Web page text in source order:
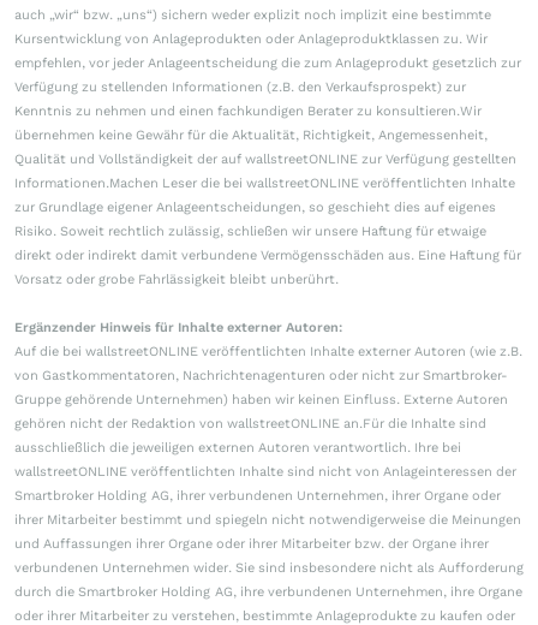
auch „wir“ bzw. „uns“) sichern weder explizit noch implizit eine bestimmte
Kursentwicklung von Anlageprodukten oder Anlageproduktklassen zu. Wir
empfehlen, vor jeder Anlageentscheidung die zum Anlageprodukt gesetzlich zur
Verfügung zu stellenden Informationen (z.B. den Verkaufsprospekt) zur
Kenntnis zu nehmen und einen fachkundigen Berater zu konsultieren.Wir
übernehmen keine Gewähr für die Aktualität, Richtigkeit, Angemessenheit,
Qualität und Vollständigkeit der auf wallstreetONLINE zur Verfügung gestellten
Informationen.Machen Leser die bei wallstreetONLINE veröffentlichten Inhalte
zur Grundlage eigener Anlageentscheidungen, so geschieht dies auf eigenes
Risiko. Soweit rechtlich zulässig, schließen wir unsere Haftung für etwaige
direkt oder indirekt damit verbundene Vermögensschäden aus. Eine Haftung für
Vorsatz oder grobe Fahrlässigkeit bleibt unberührt.
Ergänzender Hinweis für Inhalte externer Autoren:
Auf die bei wallstreetONLINE veröffentlichten Inhalte externer Autoren (wie z.B.
von Gastkommentatoren, Nachrichtenagenturen oder nicht zur Smartbroker-
Gruppe gehörende Unternehmen) haben wir keinen Einfluss. Externe Autoren
gehören nicht der Redaktion von wallstreetONLINE an.Für die Inhalte sind
ausschließlich die jeweiligen externen Autoren verantwortlich. Ihre bei
wallstreetONLINE veröffentlichten Inhalte sind nicht von Anlageinteressen der
Smartbroker Holding AG, ihrer verbundenen Unternehmen, ihrer Organe oder
ihrer Mitarbeiter bestimmt und spiegeln nicht notwendigerweise die Meinungen
und Auffassungen ihrer Organe oder ihrer Mitarbeiter bzw. der Organe ihrer
verbundenen Unternehmen wider. Sie sind insbesondere nicht als Aufforderung
durch die Smartbroker Holding AG, ihre verbundenen Unternehmen, ihre Organe
oder ihrer Mitarbeiter zu verstehen, bestimmte Anlageprodukte zu kaufen oder